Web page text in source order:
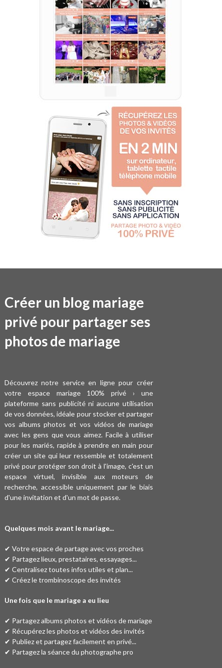
Créer un blog mariage
privé pour partager ses
photos de mariage
Découvrez notre service en ligne pour créer
votre espace mariage 100% privé › une
plateforme sans publicité ni aucune utilisation
de vos données, idéale pour stocker et partager
vos albums photos et vos vidéos de mariage
avec les gens que vous aimez. Facile à utiliser
pour les mariés, rapide à prendre en main pour
créer un site qui leur ressemble et totalement
privé pour protéger son droit à l'image, c'est un
espace virtuel, invisible aux moteurs de
recherche, accessible uniquement par le biais
d'une invitation et d'un mot de passe.
Quelques mois avant le mariage...
✔ Votre espace de partage avec vos proches
✔ Partagez lieux, prestataires, essayages...
✔ Centralisez toutes infos utiles et plan...
✔ Créez le trombinoscope des invités
Une fois que le mariage a eu lieu
✔ Partagez albums photos et vidéos de mariage
✔ Récupérez les photos et vidéos des invités
✔ Publiez et partagez facilement en privé...
✔ Partagez la séance du photographe pro